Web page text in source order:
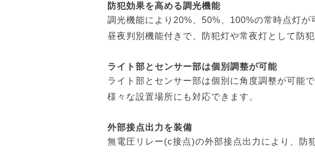
防犯効果を高める調光機能
調光機能により20%、50%、100%の常時点灯が
昼夜判別機能付きで、防犯灯や常夜灯として防
ライト部とセンサー部は個別調整が可能
ライト部とセンサー部は個別に角度調整が可能で
様々な設置場所にも対応できます。
外部接点出力を装備
無電圧リレー(c接点)の外部接点出力により、防